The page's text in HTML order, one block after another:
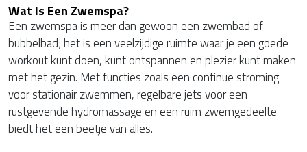
Wat Is Een Zwemspa?
Een zwemspa is meer dan gewoon een zwembad of
bubbelbad; het is een veelzijdige ruimte waar je een goede
workout kunt doen, kunt ontspannen en plezier kunt maken
met het gezin. Met functies zoals een continue stroming
voor stationair zwemmen, regelbare jets voor een
rustgevende hydromassage en een ruim zwemgedeelte
biedt het een beetje van alles.